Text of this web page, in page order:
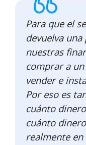
Para que el
devuelva
nuestras
comprar a
vender e
Por eso es
cuánto
cuánto
realmente en